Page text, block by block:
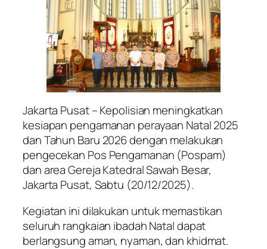
Jakarta Pusat – Kepolisian meningkatkan
kesiapan pengamanan perayaan Natal 2025
dan Tahun Baru 2026 dengan melakukan
pengecekan Pos Pengamanan (Pospam)
dan area Gereja Katedral Sawah Besar,
Jakarta Pusat, Sabtu (20/12/2025).
Kegiatan ini dilakukan untuk memastikan
seluruh rangkaian ibadah Natal dapat
berlangsung aman, nyaman, dan khidmat.